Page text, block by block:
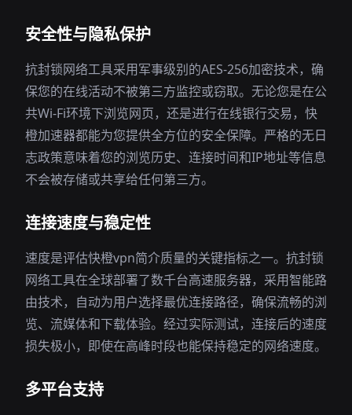
安全性与隐私保护
抗封锁网络工具采用军事级别的AES-256加密技术，确
保您的在线活动不被第三方监控或窃取。无论您是在公
共Wi-Fi环境下浏览网页，还是进行在线银行交易，快
橙加速器都能为您提供全方位的安全保障。严格的无日
志政策意味着您的浏览历史、连接时间和IP地址等信息
不会被存储或共享给任何第三方。
连接速度与稳定性
速度是评估快橙vpn简介质量的关键指标之一。抗封锁
网络工具在全球部署了数千台高速服务器，采用智能路
由技术，自动为用户选择最优连接路径，确保流畅的浏
览、流媒体和下载体验。经过实际测试，连接后的速度
损失极小，即使在高峰时段也能保持稳定的网络速度。
多平台支持